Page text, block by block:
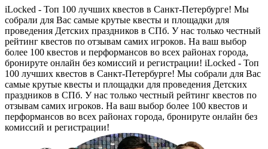
iLocked - Топ 100 лучших квестов в Санкт-Петербурге! Мы
собрали для Вас самые крутые квесты и площадки для
проведения Детских праздников в СПб. У нас только честный
рейтинг квестов по отзывам самих игроков. На ваш выбор
более 100 квестов и перформансов во всех районах города,
бронируте онлайн без комиссий и регистрации! iLocked - Топ
100 лучших квестов в Санкт-Петербурге! Мы собрали для Вас
самые крутые квесты и площадки для проведения Детских
праздников в СПб. У нас только честный рейтинг квестов по
отзывам самих игроков. На ваш выбор более 100 квестов и
перформансов во всех районах города, бронируте онлайн без
комиссий и регистрации!